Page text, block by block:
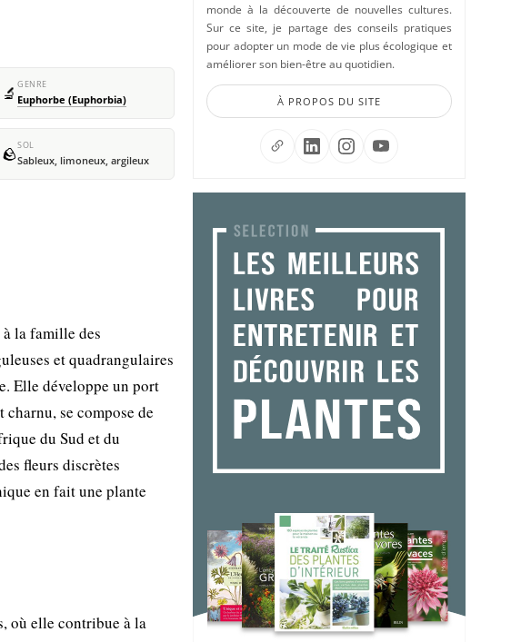
🔬 GENRE
Euphorbe (Euphorbia)
🪨SOL
Sableux, limoneux, argileux
la famille des
et quadrangulaires
Elle développe un port
se compose de
du Sud et du
fleurs discrètes
en fait une plante
où elle contribue à la
monde à la découverte de nouvelles cultures.
Sur ce site, je partage des conseils pratiques
pour adopter un mode de vie plus écologique et
améliorer son bien-être au quotidien.
À PROPOS DU SITE